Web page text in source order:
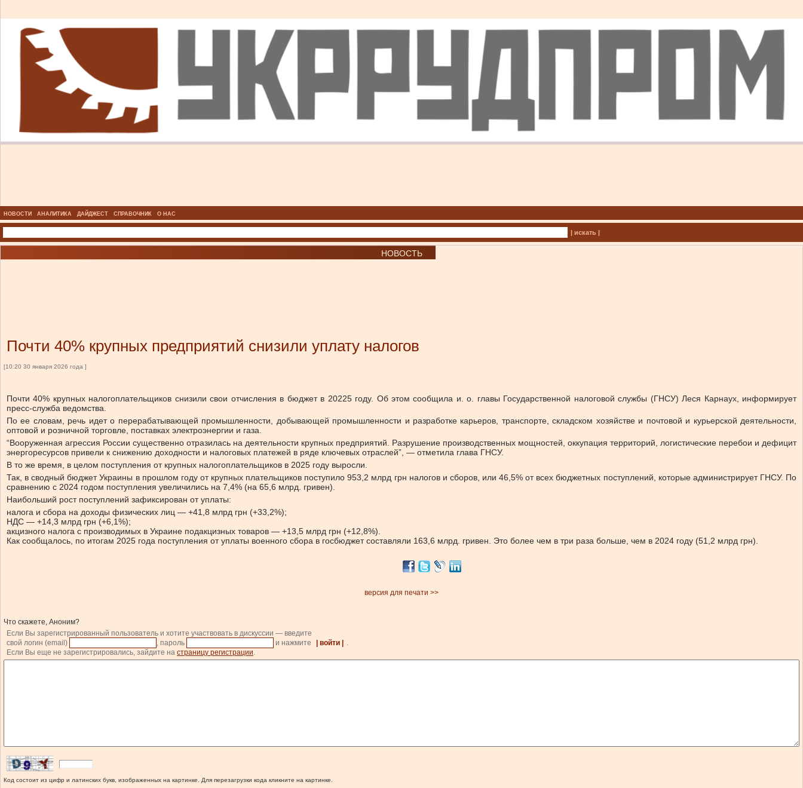
НОВОСТИ АНАЛИТИКА ДАЙДЖЕСТ СПРАВОЧНИК О НАС
| искать |
НОВОСТЬ
Почти 40% крупных предприятий снизили уплату налогов
[10:20 30 января 2026 года ]
Почти 40% крупных налогоплательщиков снизили свои отчисления в бюджет в 20225 году. Об этом сообщила и. о. главы Государственной налоговой службы (ГНСУ) Леся Карнаух, информирует
пресс-служба ведомства.
По ее словам, речь идет о перерабатывающей промышленности, добывающей промышленности и разработке карьеров, транспорте, складском хозяйстве и почтовой и курьерской деятельности,
оптовой и розничной торговле, поставках электроэнергии и газа.
“Вооруженная агрессия России существенно отразилась на деятельности крупных предприятий. Разрушение производственных мощностей, оккупация территорий, логистические перебои и дефицит
энергоресурсов привели к снижению доходности и налоговых платежей в ряде ключевых отраслей”, — отметила глава ГНСУ.
В то же время, в целом поступления от крупных налогоплательщиков в 2025 году выросли.
Так, в сводный бюджет Украины в прошлом году от крупных плательщиков поступило 953,2 млрд грн налогов и сборов, или 46,5% от всех бюджетных поступлений, которые администрирует ГНСУ. По
сравнению с 2024 годом поступления увеличились на 7,4% (на 65,6 млрд. гривен).
Наибольший рост поступлений зафиксирован от уплаты:
налога и сбора на доходы физических лиц — +41,8 млрд грн (+33,2%);
НДС — +14,3 млрд грн (+6,1%);
акцизного налога с производимых в Украине подакцизных товаров — +13,5 млрд грн (+12,8%).
Как сообщалось, по итогам 2025 года поступления от уплаты военного сбора в госбюджет составляли 163,6 млрд. гривен. Это более чем в три раза больше, чем в 2024 году (51,2 млрд грн).
версия для печати >>
Что скажете, Аноним?
Если Вы зарегистрированный пользователь и хотите участвовать в дискуссии — введите
свой логин (email)
, пароль и нажмите | войти |
.
Если Вы еще не зарегистрировались, зайдите на страницу регистрации.
Код состоит из цифр и латинских букв, изображенных на картинке. Для перезагрузки кода кликните на картинке.